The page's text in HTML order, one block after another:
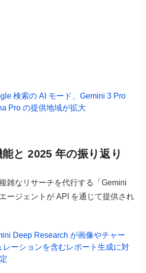
検索の AI モード、Gemini 3 Pro
Pro の提供地域が拡大
と 2025 年の振り返り
雑なリサーチを代行する「Gemini
ージェントが API を通じて提供され
Deep Research が画像やチャー
レーションを含むレポート生成に対